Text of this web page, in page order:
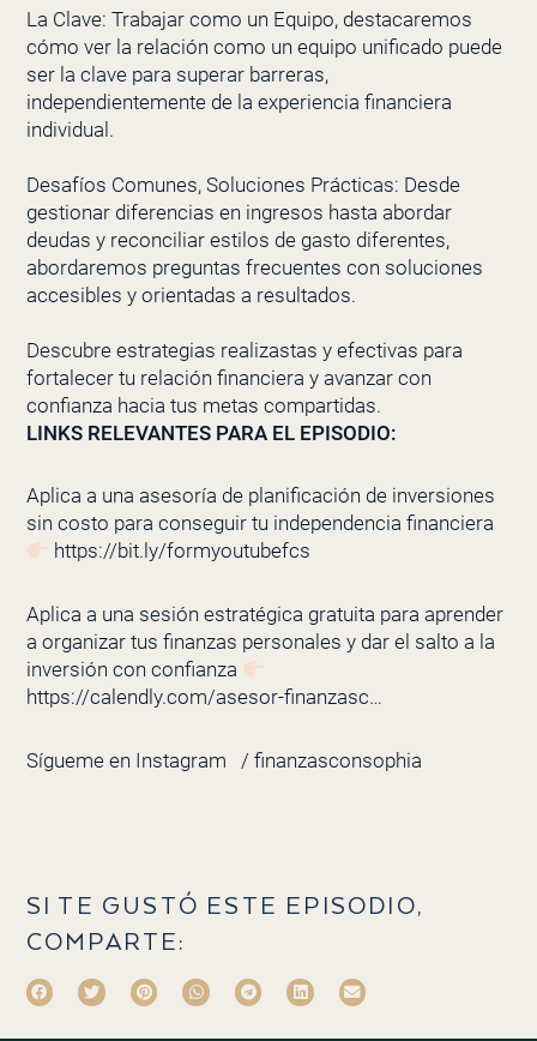
La Clave: Trabajar como un Equipo, destacaremos
cómo ver la relación como un equipo unificado puede
ser la clave para superar barreras,
independientemente de la experiencia financiera
individual.
Desafíos Comunes, Soluciones Prácticas: Desde
gestionar diferencias en ingresos hasta abordar
deudas y reconciliar estilos de gasto diferentes,
abordaremos preguntas frecuentes con soluciones
accesibles y orientadas a resultados.
Descubre estrategias realizastas y efectivas para
fortalecer tu relación financiera y avanzar con
confianza hacia tus metas compartidas.
LINKS RELEVANTES PARA EL EPISODIO:
Aplica a una asesoría de planificación de inversiones
sin costo para conseguir tu independencia financiera
https://bit.ly/formyoutubefcs
Aplica a una sesión estratégica gratuita para aprender
a organizar tus finanzas personales y dar el salto a la
inversión con confianza
https://calendly.com/asesor-finanzasc…
Sígueme en Instagram / finanzasconsophia
SI TE GUSTÓ ESTE EPISODIO,
COMPARTE: